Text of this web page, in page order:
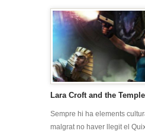
Lara Croft and the
Sempre hi ha elements
malgrat no haver llegit el